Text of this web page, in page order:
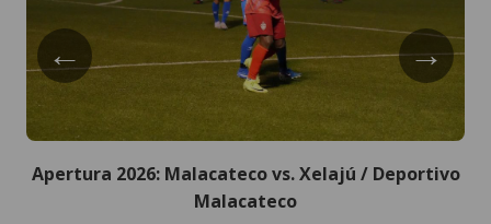
←
Apertura 2026: Malacateco vs. Xelajú / Deportivo
Malacateco
→